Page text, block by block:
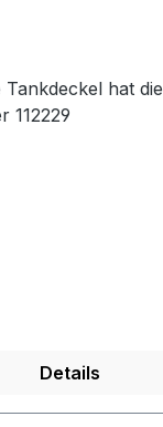
Tankdeckel hat die
112229
Details